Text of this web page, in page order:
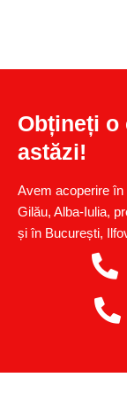
Obțineți o
astăzi!
Avem acoperire în
Gilău, Alba-Iulia,
și în București,